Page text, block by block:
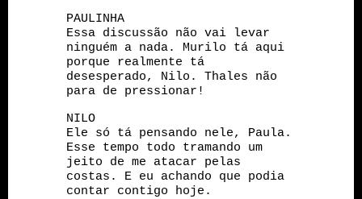
PAULINHA
Essa discussão não vai levar
ninguém a nada. Murilo tá aqui
porque realmente tá
desesperado, Nilo. Thales não
para de pressionar!
NILO
Ele só tá pensando nele, Paula.
Esse tempo todo tramando um
jeito de me atacar pelas
costas. E eu achando que podia
contar contigo hoje.